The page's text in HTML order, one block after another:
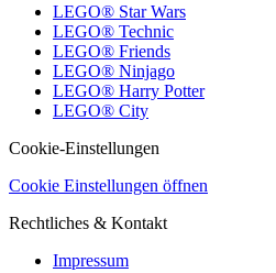
LEGO® Star Wars
LEGO® Technic
LEGO® Friends
LEGO® Ninjago
LEGO® Harry Potter
LEGO® City
Cookie-Einstellungen
Cookie Einstellungen öffnen
Rechtliches & Kontakt
Impressum